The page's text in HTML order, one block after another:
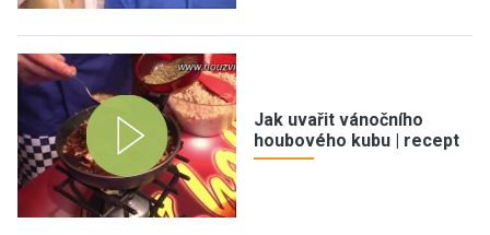
Jak uvařit vánočního
houbového kubu | recept